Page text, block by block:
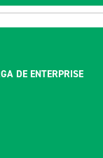
DE ENTERPRISE